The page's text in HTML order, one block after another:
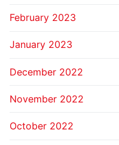
February 2023
January 2023
December 2022
November 2022
October 2022